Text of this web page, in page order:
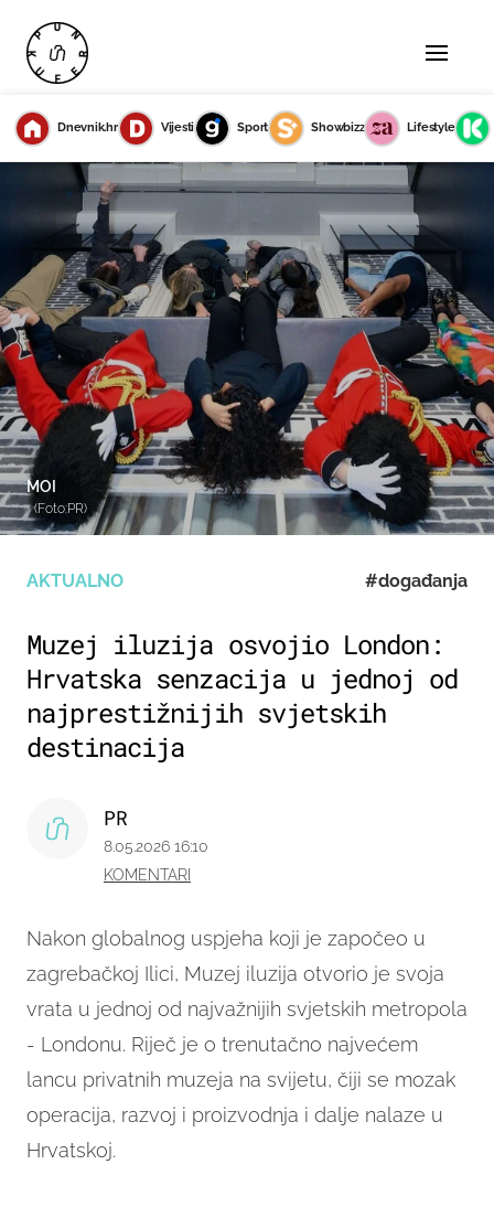
Dnevnik.hr Vijesti Sport Showbizz Lifestyle
AKTUALNO #događanja
Muzej iluzija osvojio London:
Hrvatska senzacija u jednoj od
najprestižnijih svjetskih
destinacija
Nakon globalnog uspjeha koji je započeo u
zagrebačkoj Ilici, Muzej iluzija otvorio je svoja
vrata u jednoj od najvažnijih svjetskih metropola
- Londonu. Riječ je o trenutačno najvećem
lancu privatnih muzeja na svijetu, čiji se mozak
operacija, razvoj i proizvodnja i dalje nalaze u
Hrvatskoj.
PR
8.05.2026 16:10
KOMENTARI
MOI
(Foto:PR)